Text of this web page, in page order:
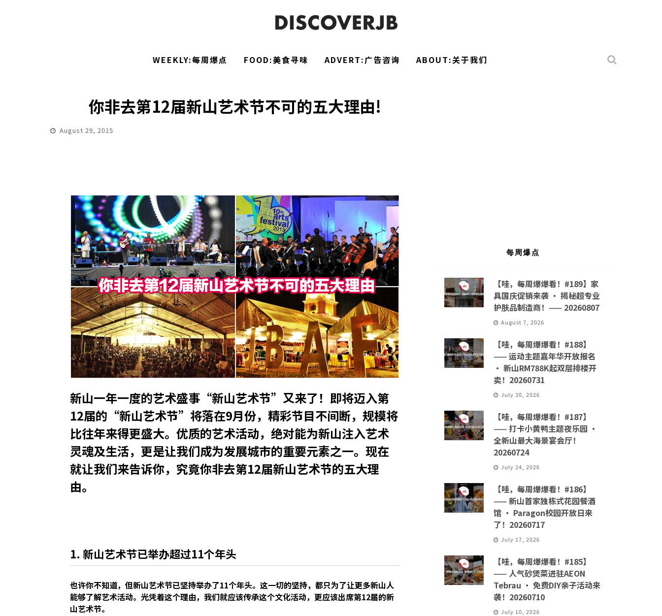
WEEKLY:每周爆点 FOOD:美食寻味 ADVERT:广告咨询 ABOUT:关于我们
你非去第12届新山艺术节不可的五大理由!
August 29, 2015
新山一年一度的艺术盛事“新山艺术节”又来了！即将迈入第
12届的“新山艺术节”将落在9月份，精彩节目不间断，规模将
比往年来得更盛大。优质的艺术活动，绝对能为新山注入艺术
灵魂及生活，更是让我们成为发展城市的重要元素之一。现在
就让我们来告诉你，究竟你非去第12届新山艺术节的五大理
由。
1. 新山艺术节已举办超过11个年头
也许你不知道，但新山艺术节已坚持举办了11个年头。这一切的坚持，都只为了让更多新山人
能够了解艺术活动。光凭着这个理由，我们就应该传承这个文化活动，更应该出席第12届的新
山艺术节。
每周爆点
【哇，每周爆爆看！#189】家
具国庆促销来袭 · 揭秘超专业
护肤品制造商！—— 20260807
August 7, 2026
【哇，每周爆爆看！#188】
—— 运动主题嘉年华开放报名
· 新山RM788K起双层排楼开
卖！20260731
July 30, 2026
【哇，每周爆爆看！#187】
—— 打卡小黄鸭主题夜乐园 ·
全新山最大海景宴会厅！
20260724
July 24, 2026
【哇，每周爆爆看！#186】
—— 新山首家独栋式花园餐酒
馆 · Paragon校园开放日来
了！20260717
July 17, 2026
【哇，每周爆爆看！#185】
—— 人气砂煲菜进驻AEON
Tebrau · 免费DIY亲子活动来
袭！20260710
July 10, 2026